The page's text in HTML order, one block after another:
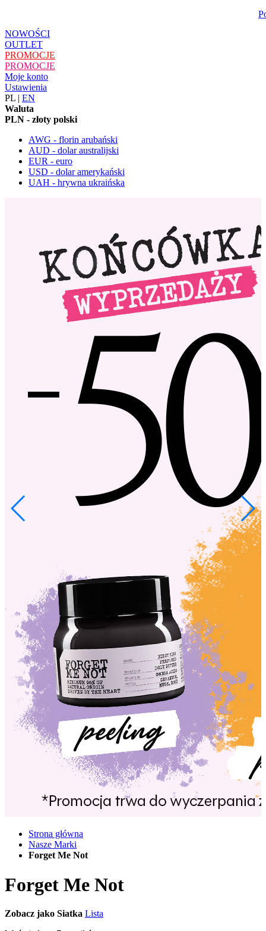
NOWOŚCI
OUTLET
PROMOCJE
PROMOCJE
Moje konto
Ustawienia
PL | EN
Waluta
PLN - złoty polski
AWG - florin arubański
AUD - dolar australijski
EUR - euro
USD - dolar amerykański
UAH - hrywna ukraińska
Strona główna
Nasze Marki
Forget Me Not
Forget Me Not
Zobacz jako Siatka Lista